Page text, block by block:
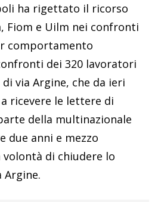
ha rigettato il ricorso
Fiom e Uilm nei confronti
comportamento
dei 320 lavoratori
via Argine, che da ieri
ricevere le lettere di
della multinazionale
due anni e mezzo
volontà di chiudere lo